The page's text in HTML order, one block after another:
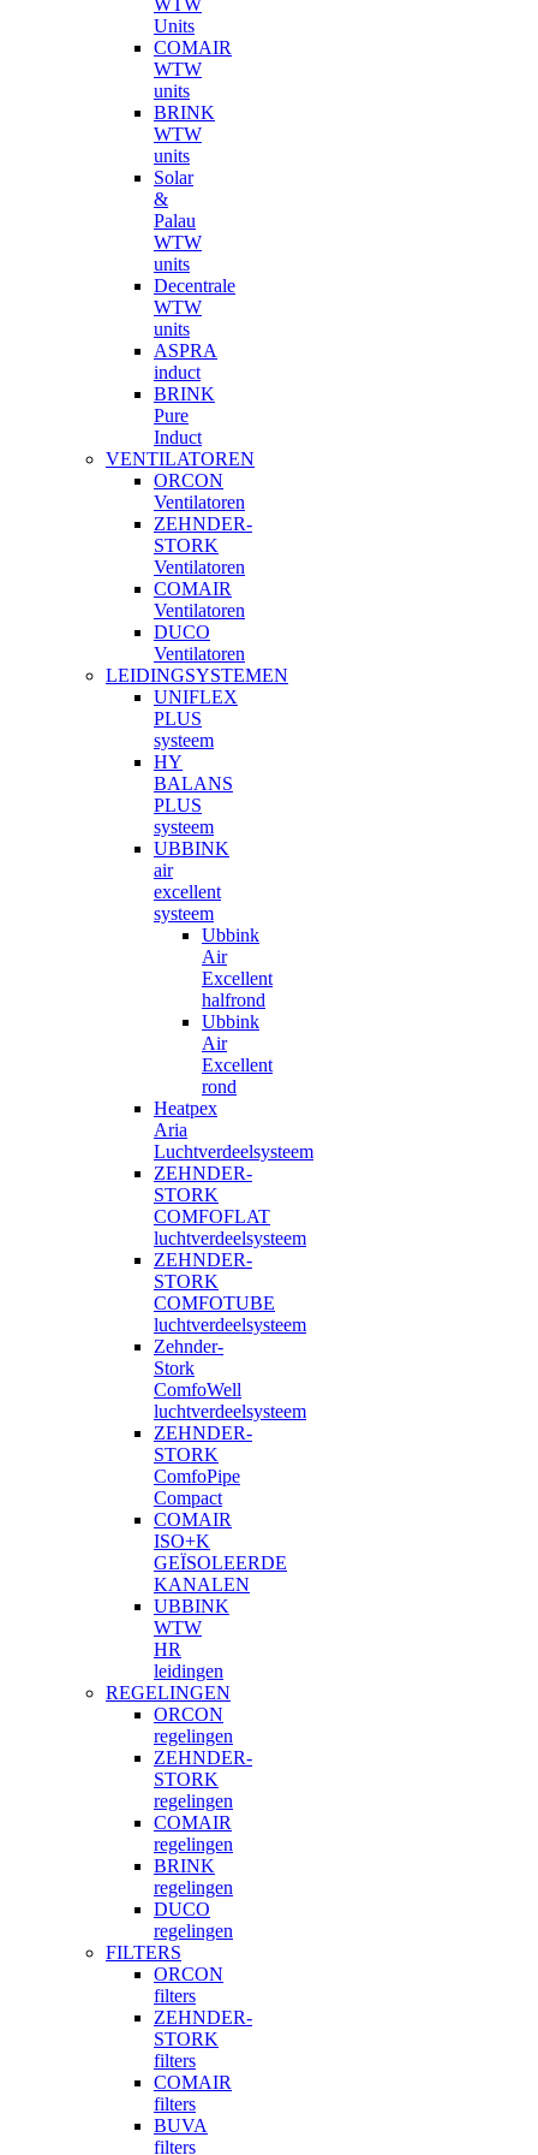
WTW
Units
COMAIR
WTW
units
BRINK
WTW
units
Solar
&
Palau
WTW
units
Decentrale
WTW
units
ASPRA
induct
BRINK
Pure
Induct
VENTILATOREN
ORCON
Ventilatoren
ZEHNDER-
STORK
Ventilatoren
COMAIR
Ventilatoren
DUCO
Ventilatoren
LEIDINGSYSTEMEN
UNIFLEX
PLUS
systeem
HY
BALANS
PLUS
systeem
UBBINK
air
excellent
systeem
Ubbink
Air
Excellent
halfrond
Ubbink
Air
Excellent
rond
Heatpex
Aria
Luchtverdeelsysteem
ZEHNDER-
STORK
COMFOFLAT
luchtverdeelsysteem
ZEHNDER-
STORK
COMFOTUBE
luchtverdeelsysteem
Zehnder-
Stork
ComfoWell
luchtverdeelsysteem
ZEHNDER-
STORK
ComfoPipe
Compact
COMAIR
ISO+K
GEÏSOLEERDE
KANALEN
UBBINK
WTW
HR
leidingen
REGELINGEN
ORCON
regelingen
ZEHNDER-
STORK
regelingen
COMAIR
regelingen
BRINK
regelingen
DUCO
regelingen
FILTERS
ORCON
filters
ZEHNDER-
STORK
filters
COMAIR
filters
BUVA
filters